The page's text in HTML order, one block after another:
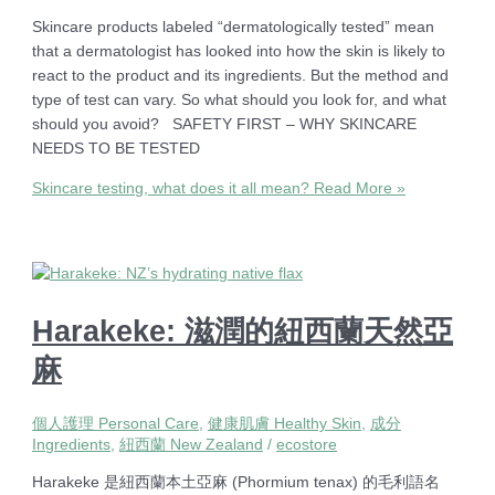
Skincare products labeled “dermatologically tested” mean
that a dermatologist has looked into how the skin is likely to
react to the product and its ingredients. But the method and
type of test can vary. So what should you look for, and what
should you avoid? SAFETY FIRST – WHY SKINCARE
NEEDS TO BE TESTED
Skincare testing, what does it all mean? Read More »
Harakeke: 滋潤的紐西蘭天然亞
麻
個人護理 Personal Care,健康肌膚 Healthy Skin, 成分
Ingredients,紐西蘭 New Zealand /ecostore
Harakeke 是紐西蘭本土亞麻 (Phormium tenax) 的毛利語名